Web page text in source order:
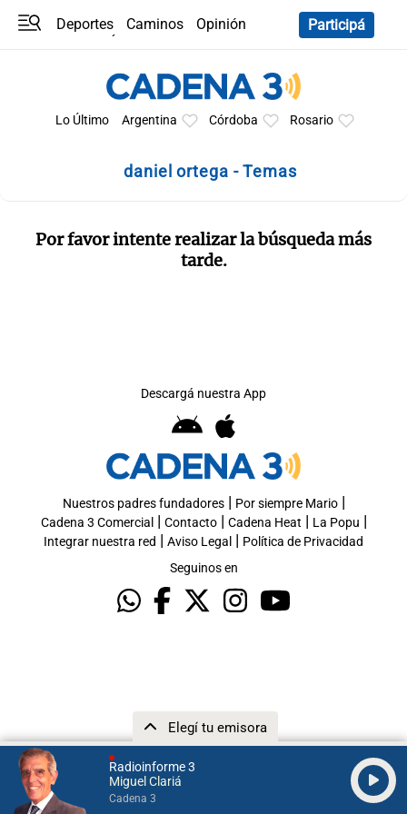
Radioinforme 3
Miguel Clariá
Cadena 3
Elegí tu emisora
Deportes Caminos
Opinión
Participá
Lo Último Argentina Córdoba Rosario
daniel ortega - Temas
Por favor intente realizar la búsqueda más
tarde.
Descargá nuestra App
Nuestros padres fundadores| Por siempre Mario|
Cadena 3 Comercial | Contacto| Cadena Heat | La Popu |
Integrar nuestra red | Aviso Legal | Política de Privacidad
Seguinos en